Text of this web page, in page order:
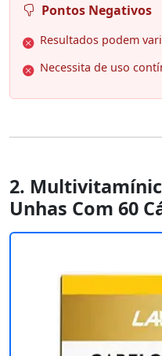
Pontos Negativos
Resultados podem
Necessita de uso
2.
Unhas Com 60